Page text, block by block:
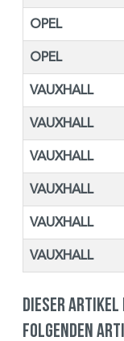
OPEL
OPEL
VAUXHALL
VAUXHALL
VAUXHALL
VAUXHALL
VAUXHALL
VAUXHALL
Dieser
folgenden